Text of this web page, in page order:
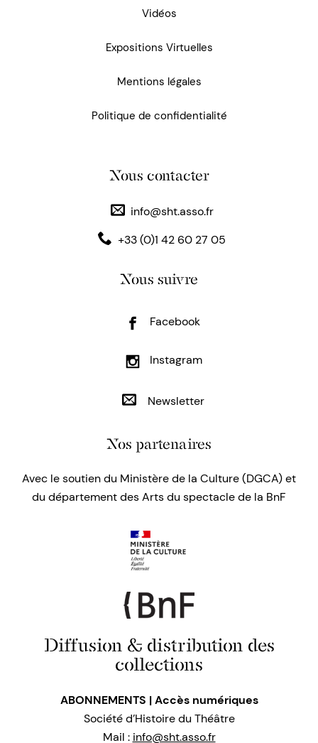
Vidéos
Expositions Virtuelles
Mentions légales
Politique de confidentialité
Nous contacter
info@sht.asso.fr
+33 (0)1 42 60 27 05
Nous suivre
Facebook
Instagram
Newsletter
Nos partenaires
Avec le soutien du Ministère de la Culture (DGCA) et
du département des Arts du spectacle de la BnF
Diffusion & distribution des
collections
ABONNEMENTS | Accès numériques
Société d’Histoire du Théâtre
Mail : info@sht.asso.fr